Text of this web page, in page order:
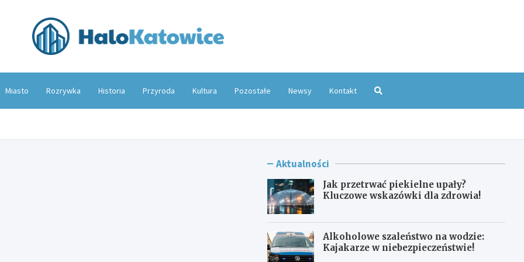
Miasto Rozrywka Historia Przyroda Kultura Pozostałe Newsy Kontakt
Aktualności
Jak przetrwać piekielne upały?
Kluczowe wskazówki dla zdrowia!
Alkoholowe szaleństwo na wodzie:
Kajakarze w niebezpieczeństwie!